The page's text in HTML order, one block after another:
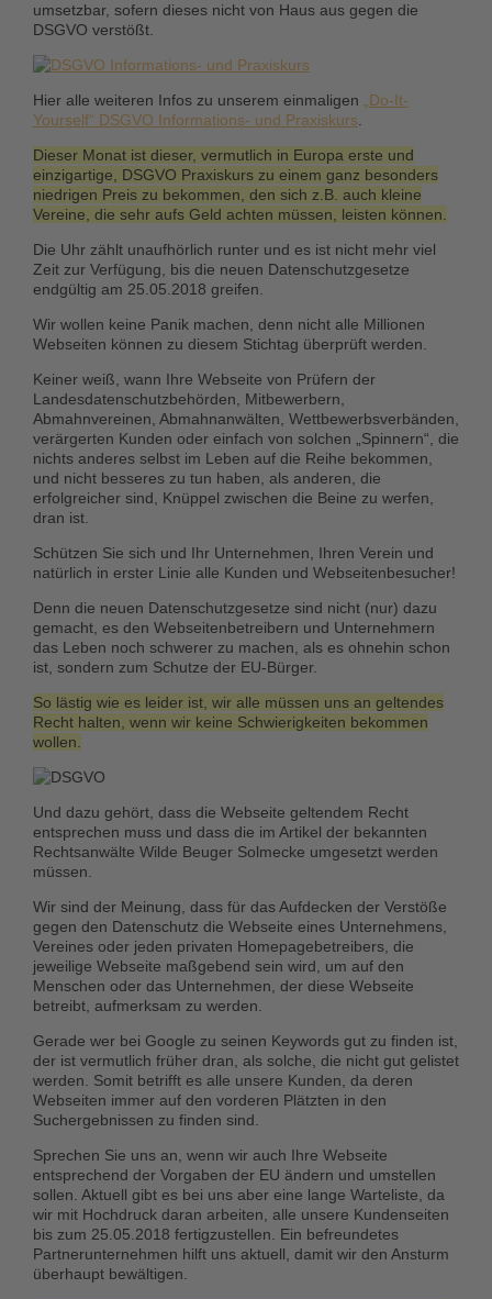
umsetzbar, sofern dieses nicht von Haus aus gegen die
DSGVO verstößt.
Hier alle weiteren Infos zu unserem einmaligen „Do-It-
Yourself“ DSGVO Informations- und Praxiskurs.
Dieser Monat ist dieser, vermutlich in Europa erste und
einzigartige, DSGVO Praxiskurs zu einem ganz besonders
niedrigen Preis zu bekommen, den sich z.B. auch kleine
Vereine, die sehr aufs Geld achten müssen, leisten können.
Die Uhr zählt unaufhörlich runter und es ist nicht mehr viel
Zeit zur Verfügung, bis die neuen Datenschutzgesetze
endgültig am 25.05.2018 greifen.
Wir wollen keine Panik machen, denn nicht alle Millionen
Webseiten können zu diesem Stichtag überprüft werden.
Keiner weiß, wann Ihre Webseite von Prüfern der
Landesdatenschutzbehörden, Mitbewerbern,
Abmahnvereinen, Abmahnanwälten, Wettbewerbsverbänden,
verärgerten Kunden oder einfach von solchen „Spinnern“, die
nichts anderes selbst im Leben auf die Reihe bekommen,
und nicht besseres zu tun haben, als anderen, die
erfolgreicher sind, Knüppel zwischen die Beine zu werfen,
dran ist.
Schützen Sie sich und Ihr Unternehmen, Ihren Verein und
natürlich in erster Linie alle Kunden und Webseitenbesucher!
Denn die neuen Datenschutzgesetze sind nicht (nur) dazu
gemacht, es den Webseitenbetreibern und Unternehmern
das Leben noch schwerer zu machen, als es ohnehin schon
ist, sondern zum Schutze der EU-Bürger.
So lästig wie es leider ist, wir alle müssen uns an geltendes
Recht halten, wenn wir keine Schwierigkeiten bekommen
wollen.
Und dazu gehört, dass die Webseite geltendem Recht
entsprechen mussund dass die im Artikel der bekannten
Rechtsanwälte Wilde Beuger Solmecke umgesetzt werden
müssen.
Wir sind der Meinung, dass für das Aufdecken der Verstöße
gegen den Datenschutz die Webseite eines Unternehmens,
Vereines oder jeden privaten Homepagebetreibers, die
jeweilige Webseite maßgebend sein wird, um auf den
Menschen oder das Unternehmen, der diese Webseite
betreibt, aufmerksam zu werden.
Gerade wer bei Google zu seinen Keywords gut zu finden ist,
der ist vermutlich früher dran, als solche, die nicht gut gelistet
werden. Somit betrifft es alle unsere Kunden, da deren
Webseiten immer auf den vorderen Plätzten in den
Suchergebnissen zu finden sind.
Sprechen Sie uns an, wenn wir auch Ihre Webseite
entsprechend der Vorgaben der EU ändern und umstellen
sollen. Aktuell gibt es bei uns aber eine lange Warteliste, da
wir mit Hochdruck daran arbeiten, alle unsere Kundenseiten
bis zum 25.05.2018 fertigzustellen. Ein befreundetes
Partnerunternehmen hilft uns aktuell, damit wir den Ansturm
überhaupt bewältigen.